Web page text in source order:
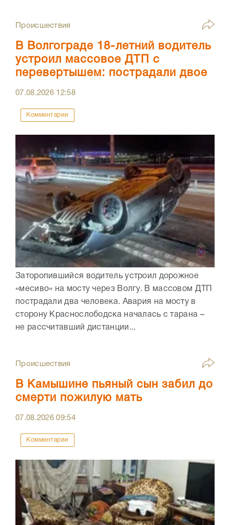
Происшествия
В Волгограде 18-летний водитель
устроил массовое ДТП с
перевертышем: пострадали двое
07.08.2026 12:58
Комментарии
Заторопившийся водитель устроил дорожное
«месиво» на мосту через Волгу. В массовом ДТП
пострадали два человека. Авария на мосту в
сторону Краснослободска началась с тарана –
не рассчитавший дистанции...
Происшествия
В Камышине пьяный сын забил до
смерти пожилую мать
07.08.202609:54
Комментарии